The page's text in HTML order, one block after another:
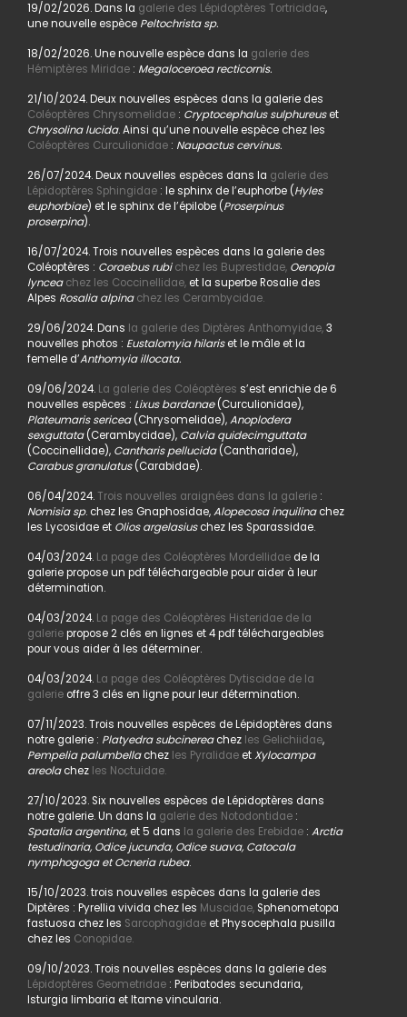
19/02/2026. Dans la galerie des Lépidoptères Tortricidae,
une nouvelle espèce Peltochrista sp.
18/02/2026. Une nouvelle espèce dans la galerie des
Hémiptères Miridae: Megaloceroea recticornis.
21/10/2024. Deux nouvelles espèces dans la galerie des
Coléoptères Chrysomelidae: Cryptocephalus sulphureuset
Chrysolina lucida. Ainsi qu’une nouvelle espèce chez les
Coléoptères Curculionidae : Naupactus cervinus.
26/07/2024. Deux nouvelles espèces dans la galerie des
Lépidoptères Sphingidae: le sphinx de l’euphorbe (Hyles
euphorbiae) et le sphinx de l’épilobe (Proserpinus
proserpina).
16/07/2024. Trois nouvelles espèces dans la galerie des
Coléoptères : Coraebus rubi chez les Buprestidae, Oenopia
lyncea chez les Coccinellidae,et la superbe Rosalie des
Alpes Rosalia alpina chez les Cerambycidae.
29/06/2024. Dans la galerie des Diptères Anthomyidae,3
nouvelles photos : Eustalomyia hilariset le mâle et la
femelle d’Anthomyia illocata.
09/06/2024.La galerie des Coléoptères s’est enrichie de 6
nouvelles espèces : Lixus bardanae(Curculionidae),
Plateumaris sericea(Chrysomelidae),Anoplodera
sexguttata(Cerambycidae), Calvia quidecimguttata
(Coccinellidae), Cantharis pellucida(Cantharidae),
Carabus granulatus(Carabidae).
06/04/2024.Trois nouvelles araignées dans la galerie:
Nomisia sp. chez les Gnaphosidae,Alopecosa inquilinachez
les Lycosidae et Olios argelasiuschez les Sparassidae.
04/03/2024. La page des Coléoptères Mordellidaede la
galerie propose un pdf téléchargeable pour aider à leur
détermination.
04/03/2024. La page des Coléoptères Histeridae de la
galeriepropose 2 clés en lignes et 4 pdf téléchargeables
pour vous aider à les déterminer.
04/03/2024. La page des Coléoptères Dytiscidae de la
galerieoffre 3 clés en ligne pour leur détermination.
07/11/2023. Trois nouvelles espèces de Lépidoptères dans
notre galerie : Platyedra subcinereachez les Gelichiidae,
Pempelia palumbellachez les PyralidaeetXylocampa
areolachez les Noctuidae.
27/10/2023. Six nouvelles espèces de Lépidoptères dans
notre galerie. Un dans la galerie des Notodontidae:
Spatalia argentina, et 5 dans la galerie des Erebidae: Arctia
testudinaria, Odice jucunda, Odice suava, Catocala
nymphogoga et Ocneria rubea.
15/10/2023. trois nouvelles espèces dans la galerie des
Diptères : Pyrellia vivida chez les Muscidae,Sphenometopa
fastuosa chez les Sarcophagidaeet Physocephala pusilla
chez les Conopidae.
09/10/2023. Trois nouvelles espèces dans la galerie des
Lépidoptères Geometridae: Peribatodes secundaria,
Isturgia limbaria et Itame vincularia.